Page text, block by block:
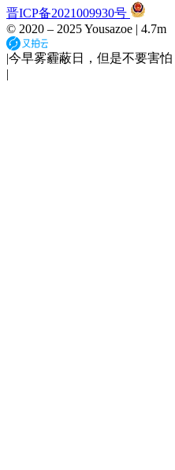
晋ICP备2021009930号
© 2020 – 2025Yousazoe | 4.7m
|今早雾霾蔽日，但是不要害
|